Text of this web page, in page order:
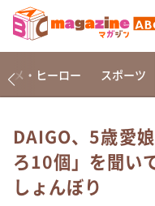
なるみ・岡村の過ぎ
相席食堂
メ・ヒーロー スポーツ
DAIGO、5歳愛
ろ10個」を聞い
しょんぼり